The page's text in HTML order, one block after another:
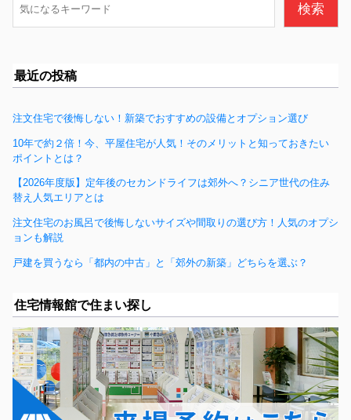
o
索
検索
最近の投稿
注文住宅で後悔しない！新築でおすすめの設備とオプション選び
10年で約２倍！今、平屋住宅が人気！そのメリットと知っておきたい
ポイントとは？
【2026年度版】定年後のセカンドライフは郊外へ？シニア世代の住み
替え人気エリアとは
注文住宅のお風呂で後悔しないサイズや間取りの選び方！人気のオプシ
ョンも解説
戸建を買うなら「都内の中古」と「郊外の新築」どちらを選ぶ？
住宅情報館で住まい探し